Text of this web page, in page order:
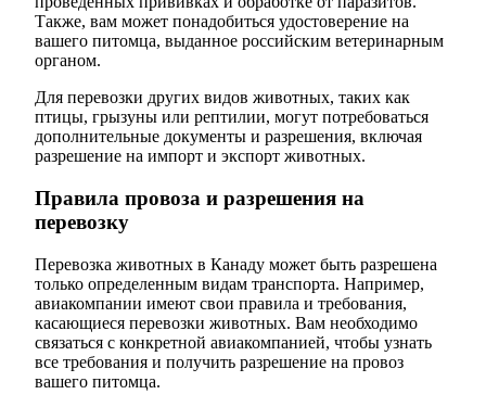
Также, вам может понадобиться удостоверение на
вашего питомца, выданное российским ветеринарным
органом.
Для перевозки других видов животных, таких как
птицы, грызуны или рептилии, могут потребоваться
дополнительные документы и разрешения, включая
разрешение на импорт и экспорт животных.
Правила провоза и разрешения на
перевозку
Перевозка животных в Канаду может быть разрешена
только определенным видам транспорта. Например,
авиакомпании имеют свои правила и требования,
касающиеся перевозки животных. Вам необходимо
связаться с конкретной авиакомпанией, чтобы узнать
все требования и получить разрешение на провоз
вашего питомца.